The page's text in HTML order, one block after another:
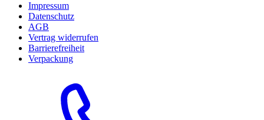
Impressum
Datenschutz
AGB
Vertrag widerrufen
Barrierefreiheit
Verpackung